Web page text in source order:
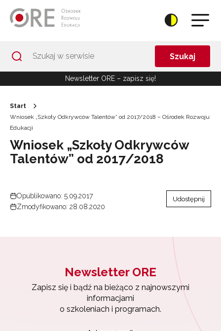
Szukaj
Newsletter ORE – zapisz się!
Start
Wniosek „Szkoły Odkrywców Talentów” od 2017/2018 – Ośrodek Rozwoju
Edukacji
Wniosek „Szkoły Odkrywców
Talentów” od 2017/2018
Opublikowano: 5.09.2017
Zmodyfikowano: 28.08.2020
Udostępnij
Newsletter ORE
Zapisz się i bądź na bieżąco z najnowszymi
informacjami
o szkoleniach i programach.